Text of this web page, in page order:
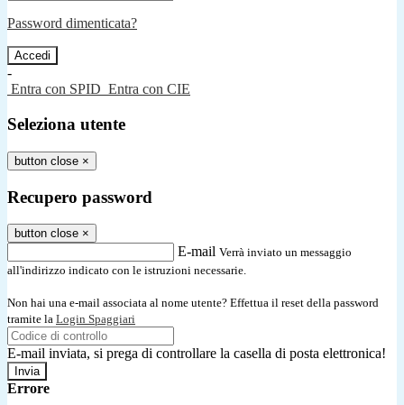
Password dimenticata?
-
Entra con SPID Entra con CIE
Seleziona utente
button close ×
Recupero password
button close ×
E-mail Verrà inviato un messaggio
all'indirizzo indicato con le istruzioni necessarie.
Non hai una e-mail associata al nome utente? Effettua il reset della password
tramite la Login Spaggiari
E-mail inviata, si prega di controllare la casella di posta elettronica!
Errore